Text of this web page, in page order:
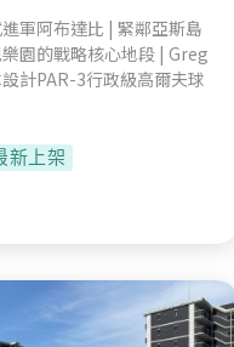
布達比 | 緊鄰亞斯島
的戰略核心地段 | Greg
計PAR-3行政級高爾夫球
新上架